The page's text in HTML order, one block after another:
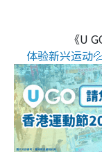
《U
体验新兴运动